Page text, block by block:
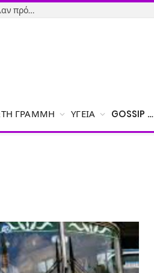
Εύβοια-Απίστευτο: Φορολόγησαν την εγγονή και της έβαλαν πρόστιμο γιατί δεν δήλωσε το χαρτζιλίκι του παππού!
ΓΡΑΜΜΉ ΥΓΕΊΑ GOSSIP …